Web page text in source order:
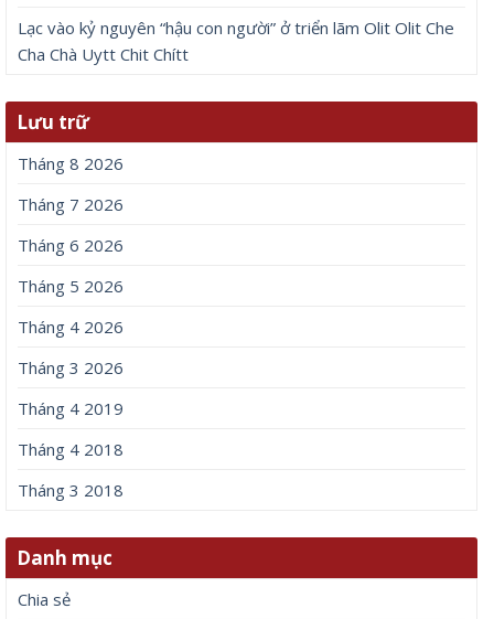
Lạc vào kỷ nguyên “hậu con người” ở triển lãm Olit Olit Che
Cha Chà Uytt Chit Chítt
Lưu trữ
Tháng 8 2026
Tháng 7 2026
Tháng 6 2026
Tháng 5 2026
Tháng 4 2026
Tháng 3 2026
Tháng 4 2019
Tháng 4 2018
Tháng 3 2018
Danh mục
Chia sẻ